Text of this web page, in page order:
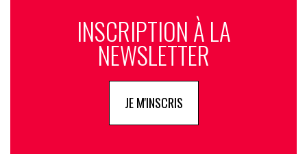
INSCRIPTION À LA
NEWSLETTER
JE M'INSCRIS